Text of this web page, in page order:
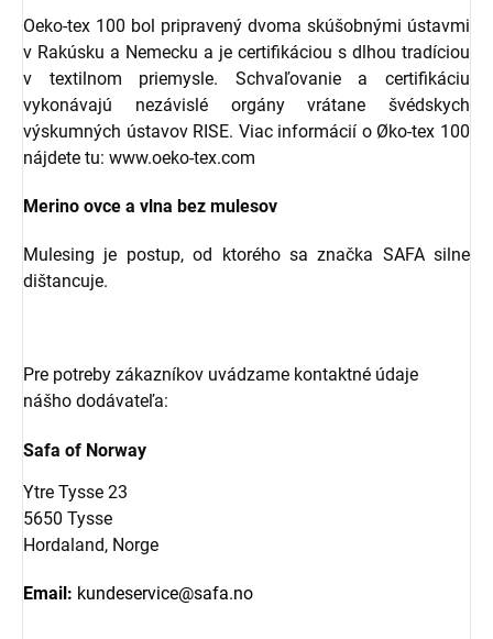
Oeko-tex 100 bol pripravený dvoma skúšobnými ústavmi
v Rakúsku a Nemecku a je certifikáciou s dlhou tradíciou
v textilnom priemysle. Schvaľovanie a certifikáciu
vykonávajú nezávislé orgány vrátane švédskych
výskumných ústavov RISE. Viac informácií o Øko-tex 100
nájdete tu: www.oeko-tex.com
Merino ovce a vlna bez mulesov
Mulesing je postup, od ktorého sa značka SAFA silne
dištancuje.
Pre potreby zákazníkov uvádzame kontaktné údaje
nášho dodávateľa:
Safa of Norway
Ytre Tysse 23
5650 Tysse
Hordaland, Norge
Email: kundeservice@safa.no